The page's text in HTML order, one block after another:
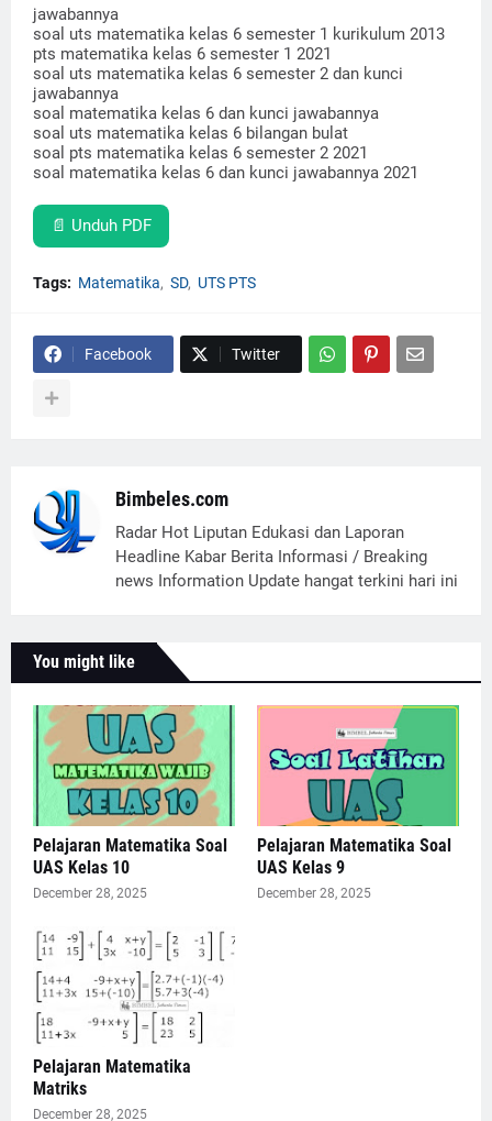
jawabannya
soal uts matematika kelas 6 semester 1 kurikulum 2013
pts matematika kelas 6 semester 1 2021
soal uts matematika kelas 6 semester 2 dan kunci
jawabannya
soal matematika kelas 6 dan kunci jawabannya
soal uts matematika kelas 6 bilangan bulat
soal pts matematika kelas 6 semester 2 2021
soal matematika kelas 6 dan kunci jawabannya 2021
📄 Unduh PDF
Tags: Matematika SD UTS PTS
Facebook Twitter
Bimbeles.com
Radar Hot Liputan Edukasi dan Laporan
Headline Kabar Berita Informasi / Breaking
news Information Update hangat terkini hari ini
You might like
Pelajaran Matematika Soal
UAS Kelas 10
December 28, 2025
Pelajaran Matematika Soal
UAS Kelas 9
December 28, 2025
Pelajaran Matematika
Matriks
December 28, 2025